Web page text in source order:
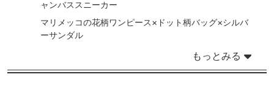
ャンバススニーカー
マリメッコの花柄ワンピース×ドット柄バッグ×シルバ
ーサンダル
もっとみる